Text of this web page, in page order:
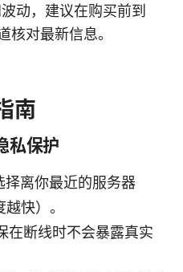
动，建议在购买前到
核对最新信息。
南
私保护
离你最近的服务器
快）。
在断线时不会暴露真实